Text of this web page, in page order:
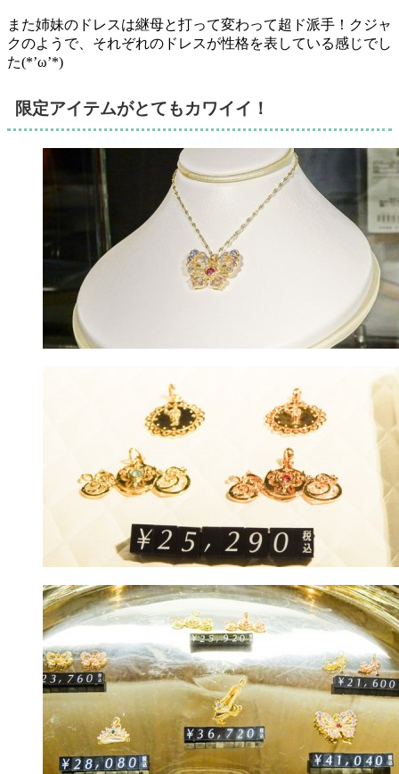
また姉妹のドレスは継母と打って変わって超ド派手！クジャ
クのようで、それぞれのドレスが性格を表している感じでし
た(*’ω’*)
限定アイテムがとてもカワイイ！